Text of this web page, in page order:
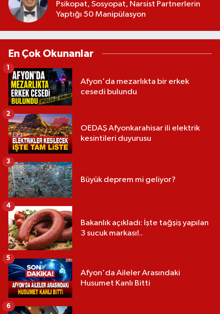
Psikopat, Sosyopat, Narsist Partnerlerin
Yaptığı 50 Manipülasyon
En Çok Okunanlar
Afyon'da mezarlıkta bir erkek
cesedi bulundu
1
OEDAŞ Afyonkarahisar ili elektrik
kesintileri duyurusu
2
Büyük deprem mi geliyor?
3
Bakanlık açıkladı: İşte tağşiş yapılan
3 sucuk markası!..
4
Afyon'da Aileler Arasındaki
Husumet Kanlı Bitti
5
6